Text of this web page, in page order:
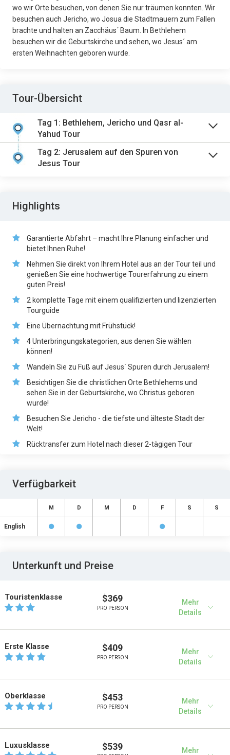
wo wir Orte besuchen, von denen Sie nur träumen konnten. Wir
besuchen auch Jericho, wo Josua die Stadtmauern zum Fallen
brachte und halten an Zacchäus´ Baum. In Bethlehem
besuchen wir die Geburtskirche und sehen, wo Jesus´ am
ersten Weihnachten geboren wurde.
Tour-Übersicht
Tag 1: Bethlehem, Jericho und Qasr al-
Yahud Tour
Tag 2: Jerusalem auf den Spuren von
Jesus Tour
Highlights
Garantierte Abfahrt – macht Ihre Planung einfacher und
bietet Ihnen Ruhe!
Nehmen Sie direkt von Ihrem Hotel aus an der Tour teil und
genießen Sie eine hochwertige Tourerfahrung zu einem
guten Preis!
2 komplette Tage mit einem qualifizierten und lizenzierten
Tourguide
Eine Übernachtung mit Frühstück!
4 Unterbringungskategorien, aus denen Sie wählen
können!
Wandeln Sie zu Fuß auf Jesus´ Spuren durch Jerusalem!
Besichtigen Sie die christlichen Orte Bethlehems und
sehen Sie in der Geburtskirche, wo Christus geboren
wurde!
Besuchen Sie Jericho - die tiefste und älteste Stadt der
Welt!
Rücktransfer zum Hotel nach dieser 2-tägigen Tour
Verfügbarkeit
M D M D F S S
English
Unterkunft und Preise
Touristenklasse $369
PRO PERSON
Mehr
Details
Erste Klasse $409
PRO PERSON
Mehr
Details
Oberklasse $453
PRO PERSON
Mehr
Details
Luxusklasse $539 Mehr